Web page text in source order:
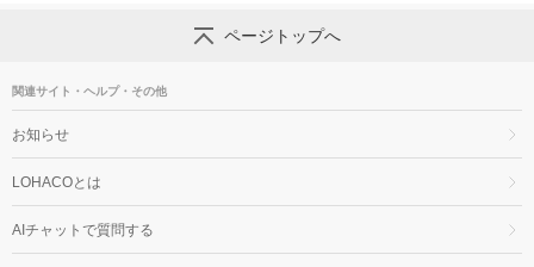
ページトップへ
関連サイト・ヘルプ・その他
お知らせ
LOHACOとは
AIチャットで質問する